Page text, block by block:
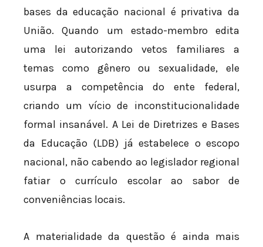
bases da educação nacional é privativa da
União. Quando um estado-membro edita
uma lei autorizando vetos familiares a
temas como gênero ou sexualidade, ele
usurpa a competência do ente federal,
criando um vício de inconstitucionalidade
formal insanável. A Lei de Diretrizes e Bases
da Educação (LDB) já estabelece o escopo
nacional, não cabendo ao legislador regional
fatiar o currículo escolar ao sabor de
conveniências locais.
A materialidade da questão é ainda mais